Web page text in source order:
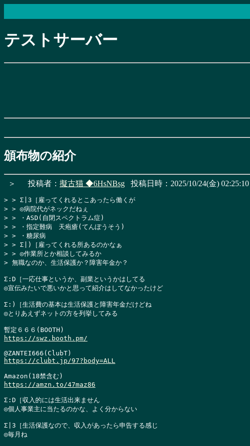
テストサーバー
頒布物の紹介
＞ 投稿者： 擬古猫 ◆6HsNBsg 投稿日時：2025/10/24(金) 02:25:10
> > Σ|3［雇ってくれるとこあったら働くが
> > ◎病院代がネックだねぇ
> > ・ASD(自閉スペクトラム症)
> > ・指定難病　天疱瘡(てんぽうそう)
> > ・糖尿病
> > Σ|)［雇ってくれる所あるのかなぁ
> > ◎作業所とか相談してみるか
> 無職なのか、生活保護か？障害年金か？
Σ:D［一応仕事というか、副業というかはしてる
◎宣伝みたいで悪いかと思って紹介はしてなかったけど
Σ:)［生活費の基本は生活保護と障害年金だけどね
◎とりあえずネットの方を列挙してみる
https://swz.booth.pm/
https://clubt.jp/97?body=ALL
https://amzn.to/47maz86
Σ:D［収入的には生活出来ません
◎個人事業主に当たるのかな、よく分からない
Σ|3［生活保護なので、収入があったら申告する感じ
◎毎月ね